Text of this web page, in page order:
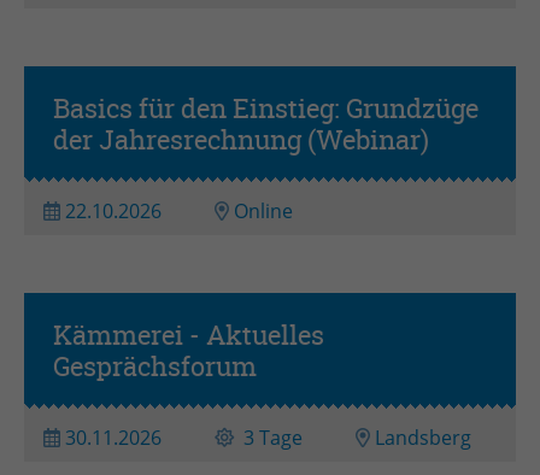
Basics für den Einstieg: Grundzüge
der Jahresrechnung (Webinar)
22.10.2026 Online
Kämmerei - Aktuelles
Gesprächsforum
30.11.2026 3 Tage Landsberg
Anbieter PHP
Laufzeit Session
Zweck Betrieb TYPO3